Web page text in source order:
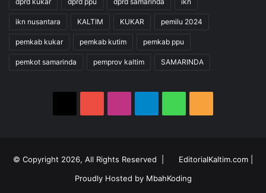
ikn nusantara KALTIM KUKAR pemilu 2024
pemkab kukar pemkab kutim pemkab ppu
pemkot samarinda pemprov kaltim SAMARINDA
© Copyright 2026, All Rights Reserved | EditorialKaltim.com
Proudly Hosted by MbahKoding